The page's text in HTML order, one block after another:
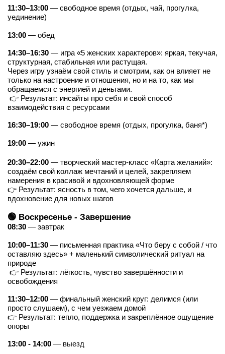
11:30–13:00 — свободное время (отдых, чай, прогулка,
уединение)
13:00 — обед
14:30–16:30 — игра «5 женских характеров»: яркая, текучая,
структурная, стабильная или растущая.
Через игру узнаём свой стиль и смотрим, как он влияет не
только на настроение и отношения, но и на то, как мы
обращаемся с энергией и деньгами.
👉 Результат: инсайты про себя и свой способ
взаимодействия с ресурсами
16:30–19:00 — свободное время (отдых, прогулка, баня*)
19:00 — ужин
20:30–22:00 — творческий мастер-класс «Карта желаний»:
создаём свой коллаж мечтаний и целей, закрепляем
намерения в красивой и вдохновляющей форме
👉 Результат: ясность в том, чего хочется дальше, и
вдохновение для новых шагов
🟢 Воскресенье - Завершение
08:30 — завтрак
10:00–11:30 — письменная практика «Что беру с собой / что
оставляю здесь» + маленький символический ритуал на
природе
👉 Результат: лёгкость, чувство завершённости и
освобождения
11:30–12:00 — финальный женский круг: делимся (или
просто слушаем), с чем уезжаем домой
👉 Результат: тепло, поддержка и закреплённое ощущение
опоры
13:00 - 14:00 — выезд